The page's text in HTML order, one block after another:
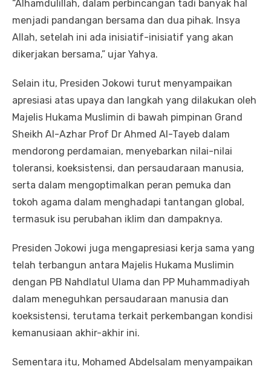
“Alhamdulillah, dalam perbincangan tadi banyak hal
menjadi pandangan bersama dan dua pihak. Insya
Allah, setelah ini ada inisiatif-inisiatif yang akan
dikerjakan bersama,” ujar Yahya.
Selain itu, Presiden Jokowi turut menyampaikan
apresiasi atas upaya dan langkah yang dilakukan oleh
Majelis Hukama Muslimin di bawah pimpinan Grand
Sheikh Al-Azhar Prof Dr Ahmed Al-Tayeb dalam
mendorong perdamaian, menyebarkan nilai-nilai
toleransi, koeksistensi, dan persaudaraan manusia,
serta dalam mengoptimalkan peran pemuka dan
tokoh agama dalam menghadapi tantangan global,
termasuk isu perubahan iklim dan dampaknya.
Presiden Jokowi juga mengapresiasi kerja sama yang
telah terbangun antara Majelis Hukama Muslimin
dengan PB Nahdlatul Ulama dan PP Muhammadiyah
dalam meneguhkan persaudaraan manusia dan
koeksistensi, terutama terkait perkembangan kondisi
kemanusiaan akhir-akhir ini.
Sementara itu, Mohamed Abdelsalam menyampaikan